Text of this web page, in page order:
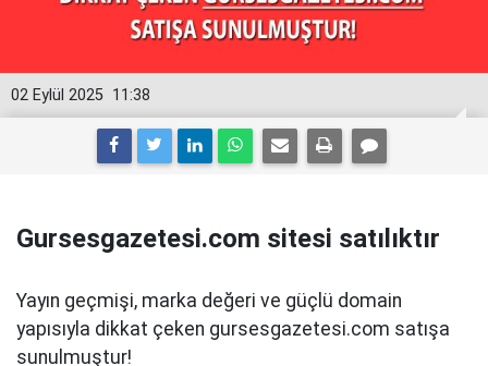
11:38
02 Eylül 2025
Gursesgazetesi.com sitesi satılıktır
Yayın geçmişi, marka değeri ve güçlü domain
yapısıyla dikkat çeken gursesgazetesi.com satışa
sunulmuştur!